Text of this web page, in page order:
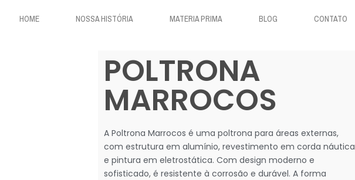
HOME NOSSA HISTÓRIA MATERIA PRIMA BLOG CONTATO
POLTRONA
MARROCOS
A Poltrona Marrocos é uma poltrona para áreas externas,
com estrutura em alumínio, revestimento em corda náutica
e pintura em eletrostática. Com design moderno e
sofisticado, é resistente à corrosão e durável. A forma